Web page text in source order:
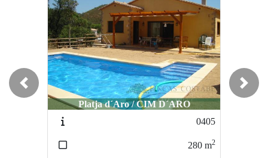
Platja d´Aro / CIM D´ARO
Platja d´Aro / Urbanización Mas Ros
5067
526m
Previous Next